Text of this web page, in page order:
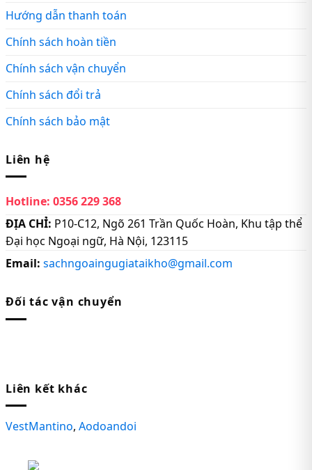
Hướng dẫn thanh toán
Chính sách hoàn tiền
Chính sách vận chuyển
Chính sách đổi trả
Chính sách bảo mật
Liên hệ
Hotline: 0356 229 368
ĐỊA CHỈ: P10-C12, Ngõ 261 Trần Quốc Hoàn, Khu tập thể
Đại học Ngoại ngữ, Hà Nội, 123115
Email: sachngoaingugiataikho@gmail.com
Đối tác vận chuyển
Liên kết khác
VestMantino, Aodoandoi